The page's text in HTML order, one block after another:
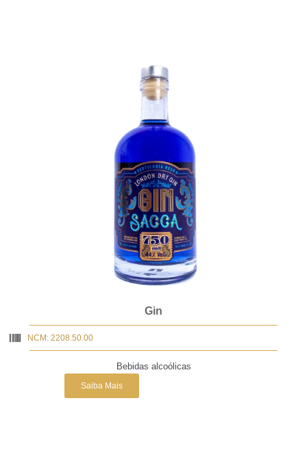
Gin
NCM: 2208.50.00
Bebidas alcoólicas
Saiba Mais